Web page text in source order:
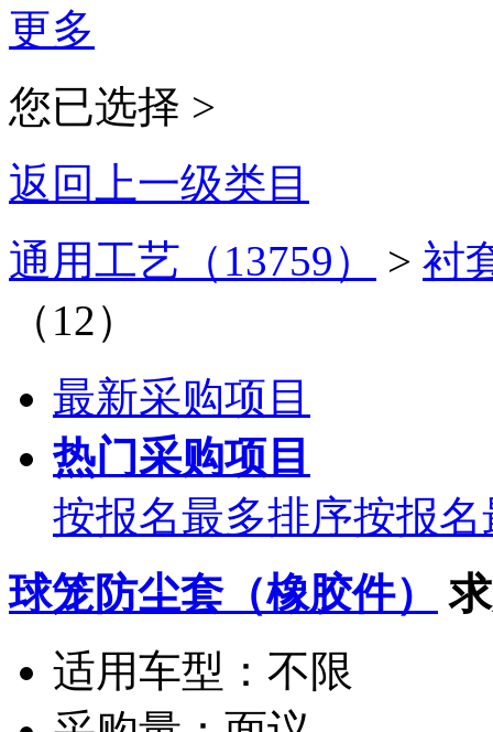
更多
您已选择 >
返回上一级类目
通用工艺（13759）
> 衬
（12）
最新采购项目
热门采购项目
按报名最多排序按报
球笼防尘套（橡胶件）
适用车型： 不限